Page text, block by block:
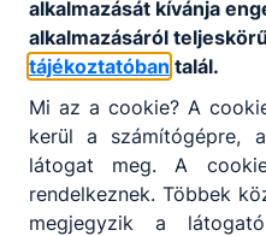
Hat tanulóval utaztunk
a Petanque Diákolimpia
részt. Csapatunk: Kékedi
felkészítő tanáruk Macskás
csapatunk, (Ludman Ádám
helyezést szerezte meg.
2026. jún. 12.
DSZC
alkalmazását kívánja
alkalmazásáról
tájékoztatóban talál.
Mi az a cookie? A
kerül a számítógépre,
látogat meg. A
rendelkeznek. Többek
megjegyzik a